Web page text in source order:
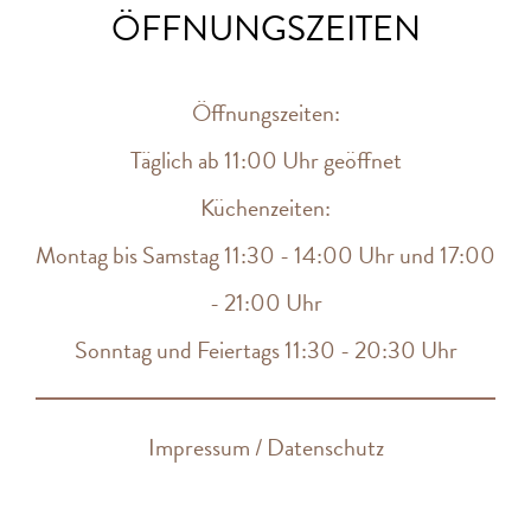
ÖFFNUNGSZEITEN
Öffnungszeiten:
Täglich ab 11:00 Uhr geöffnet
Küchenzeiten:
Montag bis Samstag 11:30 - 14:00 Uhr und 17:00
- 21:00 Uhr
Sonntag und Feiertags 11:30 - 20:30 Uhr
Impressum / Datenschutz